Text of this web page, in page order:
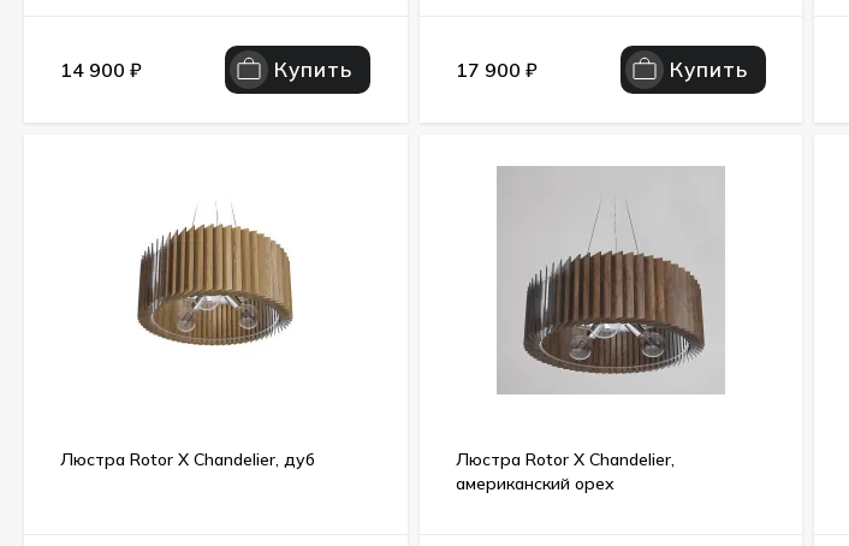
14 900 ₽ Купить 17 900 ₽ Купить
Люстра Rotor X Chandelier, дуб
Люстра Rotor X Chandelier,
американский орех